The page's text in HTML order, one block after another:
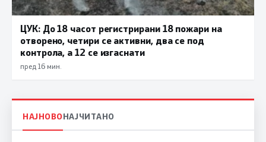
ЦУК: До 18 часот регистрирани 18 пожари на
отворено, четири се активни, два се под
контрола, а 12 се изгаснати
пред 16 мин.
НАЈНОВОНАЈЧИТАНО